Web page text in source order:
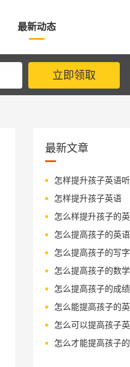
最新动态
立即领取
最新文章
怎样提升孩子英语
怎样提升孩子英语
怎么样提升孩子的
怎么提高孩子的英
怎么提高孩子的写
怎么提高孩子的数
怎么提高孩子的成绩
怎么能提高孩子的
怎么可以提高孩子
怎么才能提高孩子